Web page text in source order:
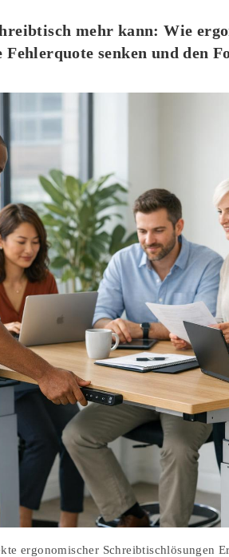
mehr kann: Wie
Fehlerquote senken und den
ergonomischer Schreibtischlösungen